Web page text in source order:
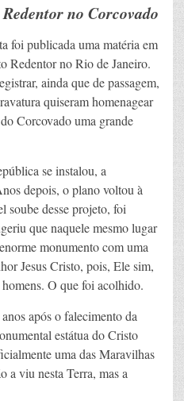
no Corcovado
foi publicada uma matéria em
Redentor no Rio de Janeiro.
ainda que de passagem,
quiseram homenagear
Corcovado uma grande
se instalou, a
depois, o plano voltou à
soube desse projeto, foi
que naquele mesmo lugar
monumento com uma
Jesus Cristo, pois, Ele sim,
O que foi acolhido.
após o falecimento da
estátua do Cristo
uma das Maravilhas
viu nesta Terra, mas a